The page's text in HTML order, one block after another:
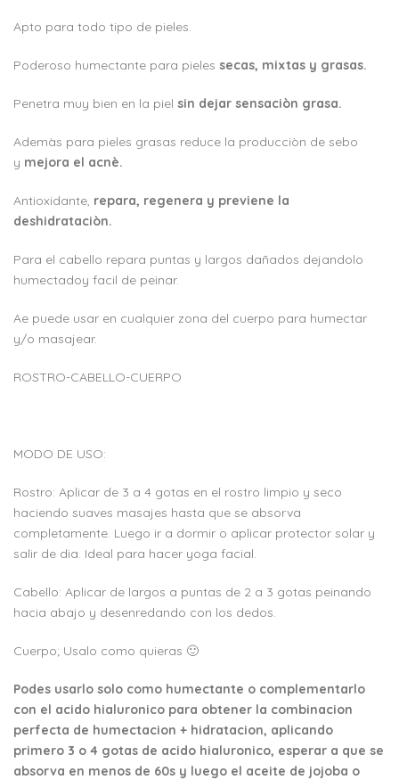
Apto para todo tipo de pieles.
Poderoso humectante para pieles secas, mixtas y grasas.
Penetra muy bien en la piel sin dejar sensaciòn grasa.
Ademàs para pieles grasas reduce la producciòn de sebo
y mejora el acnè.
Antioxidante, repara, regenera y previene la
deshidrataciòn.
Para el cabello repara puntas y largos dañados dejandolo
humectadoy facil de peinar.
Ae puede usar en cualquier zona del cuerpo para humectar
y/o masajear.
ROSTRO-CABELLO-CUERPO
MODO DE USO:
Rostro: Aplicar de 3 a 4 gotas en el rostro limpio y seco
haciendo suaves masajes hasta que se absorva
completamente. Luego ir a dormir o aplicar protector solar y
salir de dia. Ideal para hacer yoga facial.
Cabello: Aplicar de largos a puntas de 2 a 3 gotas peinando
hacia abajo y desenredando con los dedos.
Cuerpo; Usalo como quieras 🙂
Podes usarlo solo como humectante o complementarlo
con el acido hialuronico para obtener la combinacion
perfecta de humectacion + hidratacion, aplicando
primero 3 o 4 gotas de acido hialuronico, esperar a que se
absorva en menos de 60s y luego el aceite de jojoba o